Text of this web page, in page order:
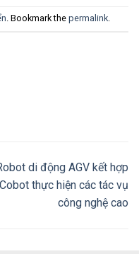
. Bookmark the permalink.
di động AGV kết hợp
Cobot thực hiện các tác vụ
công nghệ cao